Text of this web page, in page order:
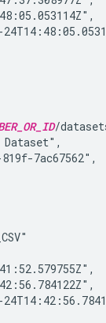
/
7ac67562",